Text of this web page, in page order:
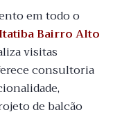
em todo o
Itatiba Bairro Alto
visitas
consultoria
de balcão